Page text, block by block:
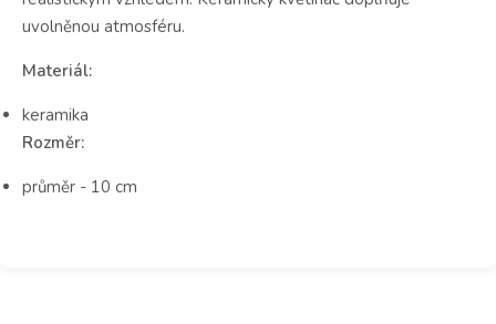
uvolněnou atmosféru.
Materiál:
keramika
Rozměr:
průměr - 10 cm